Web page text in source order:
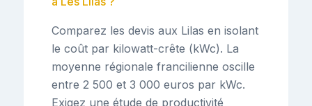
Comparez les devis aux Lilas en isolant
le coût par kilowatt-crête (kWc). La
moyenne régionale francilienne oscille
entre 2 500 et 3 000 euros par kWc.
Exigez une étude de productivité